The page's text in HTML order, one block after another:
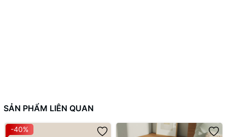
SẢN PHẨM LIÊN QUAN
-40%